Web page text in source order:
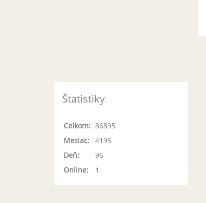
Štatistiky
Online: 1
Celkom: 86895
Mesiac: 4195
Deň:
96